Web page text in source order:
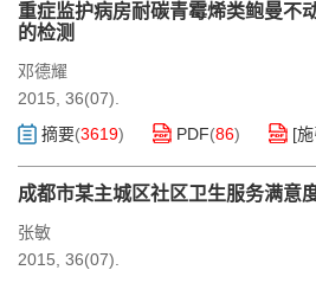
重症监护病房耐碳青霉烯类鲍曼不
的检测
邓德耀
2015, 36(07).
摘要(3619) PDF(86) [
成都市某主城区社区卫生服务满意
张敏
2015, 36(07).